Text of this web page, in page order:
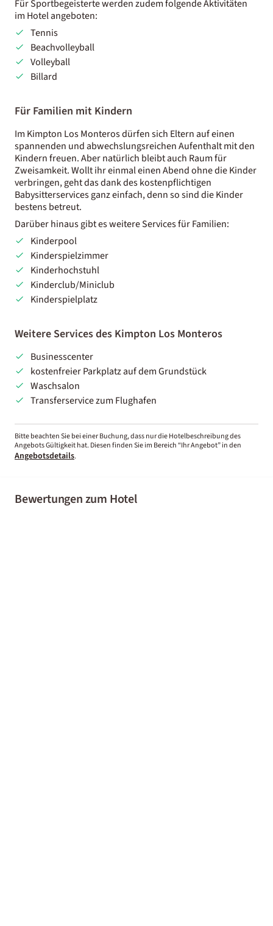
Für Sportbegeisterte werden zudem folgende Aktivitäten
im Hotel angeboten:
Tennis
Beachvolleyball
Volleyball
Billard
Für Familien mit Kindern
Im Kimpton Los Monteros dürfen sich Eltern auf einen
spannenden und abwechslungsreichen Aufenthalt mit den
Kindern freuen. Aber natürlich bleibt auch Raum für
Zweisamkeit. Wollt ihr einmal einen Abend ohne die Kinder
verbringen, geht das dank des kostenpflichtigen
Babysitterservices ganz einfach, denn so sind die Kinder
bestens betreut.
Darüber hinaus gibt es weitere Services für Familien:
Kinderpool
Kinderspielzimmer
Kinderhochstuhl
Kinderclub/Miniclub
Kinderspielplatz
Weitere Services des Kimpton Los Monteros
Businesscenter
kostenfreier Parkplatz auf dem Grundstück
Waschsalon
Transferservice zum Flughafen
Bitte beachten Sie bei einer Buchung, dass nur die Hotelbeschreibung des
Angebots Gültigkeit hat. Diesen finden Sie im Bereich “Ihr Angebot” in den
Angebotsdetails.
Bewertungen zum Hotel